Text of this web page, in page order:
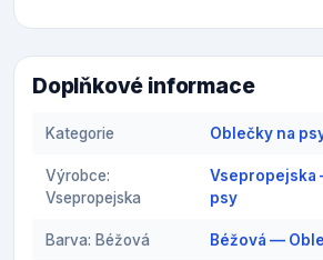
Doplňkové informace
Kategorie Oblečky na
Výrobce:
Vsepropejska
Vsepropejska
psy
Barva: Béžová Béžová —